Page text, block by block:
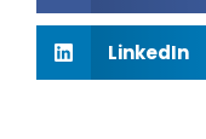
LinkedIn